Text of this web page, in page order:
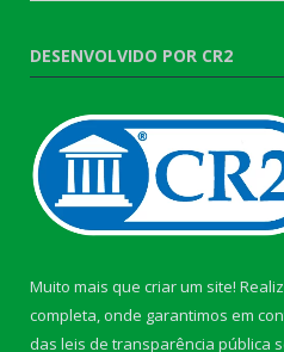
DESENVOLVIDO POR CR2
Muito mais que criar um site!
completa, onde garantimos em
das leis de transparência pública